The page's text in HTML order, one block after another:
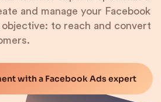
and manage your Facebook
objective: to reach and convert
with a Facebook Ads expert